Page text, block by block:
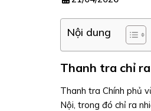
Nội dung
Thanh tra chỉ
Thanh tra Chính phủ
Nội, trong đó chỉ ra